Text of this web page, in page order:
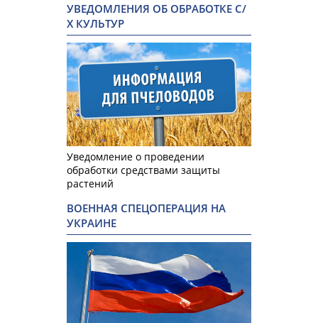
УВЕДОМЛЕНИЯ ОБ ОБРАБОТКЕ С/
Х КУЛЬТУР
Уведомление о проведении
обработки средствами защиты
растений
ВОЕННАЯ СПЕЦОПЕРАЦИЯ НА
УКРАИНЕ